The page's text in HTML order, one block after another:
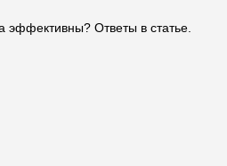
эффективны? Ответы в статье.